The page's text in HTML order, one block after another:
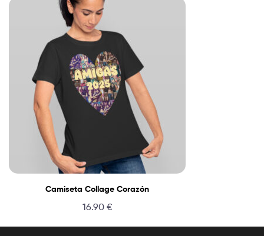
Camiseta Collage Corazón
16.90 €